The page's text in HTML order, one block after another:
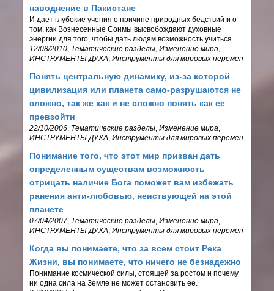
наводнение в Пакистане
И дает глубокие учения о причине природных бедствий и о
том, как Вознесенные Сонмы высвобождают духовные
энергии для того, чтобы дать людям возможность учиться.
12/08/2010 Тематические разделы ,Изменение мира
ИНСТРУМЕНТЫ ДУХА ,Инструменты для мировых перемен
Понять центральную динамику, из-за которой
цивилизация или планета само-разрушаются не
сложно, так же как и не сложно понять как ее
превзойти
22/10/2006 Тематические разделы ,Изменение мира
ИНСТРУМЕНТЫ ДУХА ,Инструменты для мировых перемен
Понимание того, что этот мир призван дать
определенным существам возможность
отрицать наличие Бога поможет вам избежать
ранения анти-любовью, неиствующей на этой
планете
07/04/2007 Тематические разделы ,Изменение мира
ИНСТРУМЕНТЫ ДУХА ,Инструменты для мировых перемен
Когда вы понимаете, что за всем стоит Река
Жизни, вы понимаете, что ничего не безнадежно
Понимание космической силы, стоящей за ростом и почему
ни одна сила на Земле не может остановить ее.